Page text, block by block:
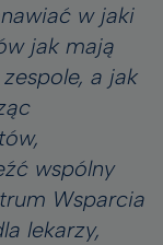
w jaki
jak mają
a jak
wspólny
Wsparcia
lekarzy,